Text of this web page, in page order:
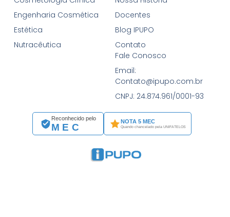
Reconhecido pelo
MEC
NOTA 5 MEC
Quando chancelado pela UNIFATELOS
Engenharia Cosmética
Estética
Nutracêutica
Docentes
Blog IPUPO
Contato
Fale Conosco
Email:
Contato@ipupo.com.br
CNPJ: 24.874.961/0001-93